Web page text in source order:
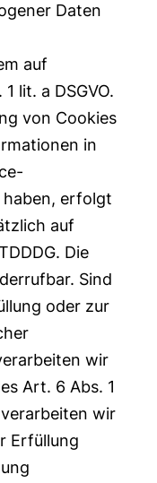
Daten
auf
lit. a DSGVO.
von Cookies
in
erfolgt
auf
Die
Sind
oder zur
wir
Art. 6 Abs. 1
verarbeiten wir
Erfüllung